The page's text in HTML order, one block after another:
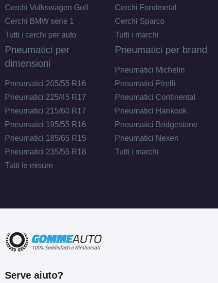
Cerchi Volkswagen Golf
Cerchi BMW serie 1
Tutti i cerchi per auto
Cerchi Fondmetal
Cerchi Sparco
Tutti i marchi
Pneumatici per
dimensioni
Pneumatici 205/55 R16
Pneumatici 225/45 R17
Pneumatici 215/60 R17
Pneumatici 195/55 R16
Pneumatici 185/65 R15
Pneumatici 235/55 R18
Tutti le misure
Pneumatici per brand
Pneumatici Michelin
Pneumatici Pirelli
Pneumatici Continental
Pneumatici Hankook
Pneumatici Bridgestone
Pneumatici Nexen
Tutti i marchi
Serve aiuto?